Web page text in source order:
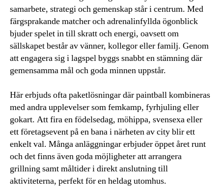
samarbete, strategi och gemenskap står i centrum. Med
färgsprakande matcher och adrenalinfyllda ögonblick
bjuder spelet in till skratt och energi, oavsett om
sällskapet består av vänner, kollegor eller familj. Genom
att engagera sig i lagspel byggs snabbt en stämning där
gemensamma mål och goda minnen uppstår.
Här erbjuds ofta paketlösningar där paintball kombineras
med andra upplevelser som femkamp, fyrhjuling eller
gokart. Att fira en födelsedag, möhippa, svensexa eller
ett företagsevent på en bana i närheten av city blir ett
enkelt val. Många anläggningar erbjuder öppet året runt
och det finns även goda möjligheter att arrangera
grillning samt måltider i direkt anslutning till
aktiviteterna, perfekt för en heldag utomhus.